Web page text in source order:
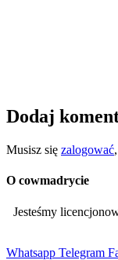
Dodaj
Musisz się zalogować
O cowmadrycie
Jesteśmy
Whatsapp Telegram